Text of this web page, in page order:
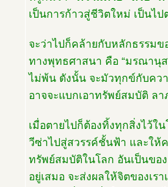
เป็นการก้าวสู่ชีวิตใหม่ เป็นไ
จะว่าไปก็คล้ายกับหลักธรรม
ทางพุทธศาสนา คือ “มรณานุส
ไม่พ้น ดังนั้น จะมัวทุกข์กับควา
อาจจะแบกเอาทรัพย์สมบัติ ล
เมื่อตายไปก็ต้องทิ้งทุกสิ่งไว้ใ
วีซ่าไปสู่สวรรค์ชั้นฟ้า และให้ค
ทรัพย์สมบัติในโลก อันเป็นขอ
อยู่เสมอ จะส่งผลให้จิตของเ